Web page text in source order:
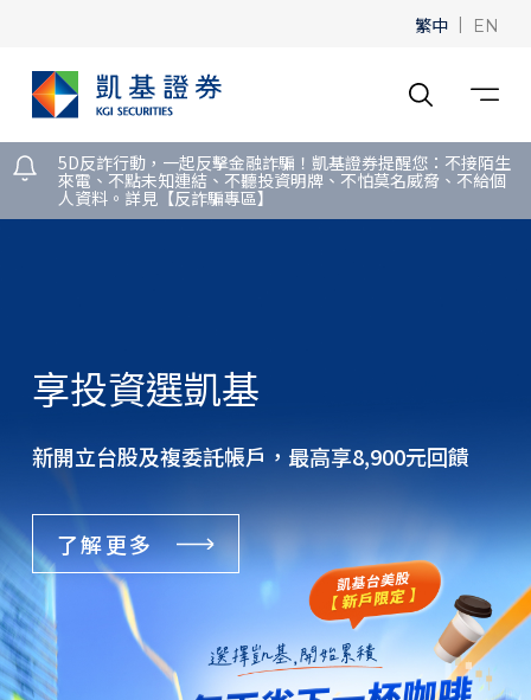
繁中 | EN
5D反詐行動，一起反擊金融詐騙！凱基證券提醒您：不接陌生
來電、不點未知連結、不聽投資明牌、不怕莫名威脅、不給個
人資料。詳見【反詐騙專區】
中華郵政儲戶看過來
即日起新開戶送$200全聯電子禮卡
活動詳情